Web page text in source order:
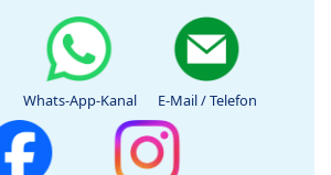
Whats-App-Kanal E-Mail / Telefon